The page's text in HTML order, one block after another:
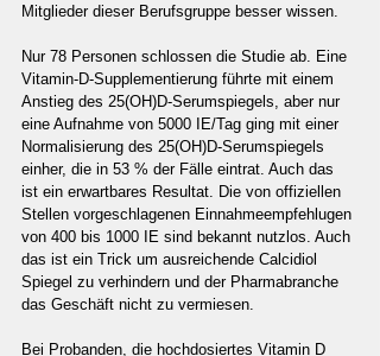
Mitglieder dieser Berufsgruppe besser wissen.
Nur 78 Personen schlossen die Studie ab. Eine
Vitamin-D-Supplementierung führte mit einem
Anstieg des 25(OH)D-Serumspiegels, aber nur
eine Aufnahme von 5000 IE/Tag ging mit einer
Normalisierung des 25(OH)D-Serumspiegels
einher, die in 53 % der Fälle eintrat. Auch das
ist ein erwartbares Resultat. Die von offiziellen
Stellen vorgeschlagenen Einnahmeempfehlugen
von 400 bis 1000 IE sind bekannt nutzlos. Auch
das ist ein Trick um ausreichende Calcidiol
Spiegel zu verhindern und der Pharmabranche
das Geschäft nicht zu vermiesen.
Bei Probanden, die hochdosiertes Vitamin D